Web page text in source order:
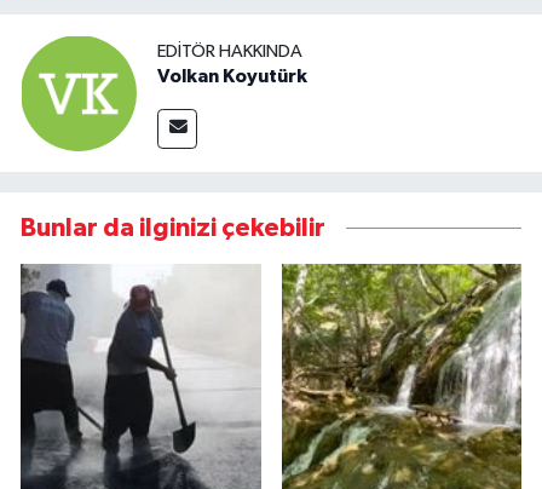
EDITÖR HAKKINDA
Volkan Koyutürk
Bunlar da ilginizi çekebilir